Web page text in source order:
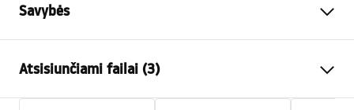
Savybės
Garantija
Medžiaga
Nerūdijantis plienas, ABS
Atsisiunčiami failai (3)